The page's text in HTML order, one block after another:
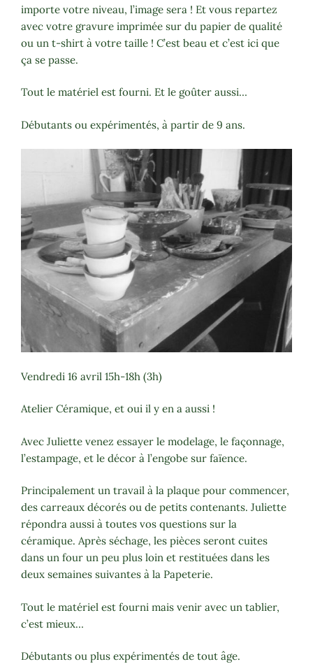
importe votre niveau, l’image sera ! Et vous repartez
avec votre gravure imprimée sur du papier de qualité
ou un t-shirt à votre taille ! C’est beau et c’est ici que
ça se passe.
Tout le matériel est fourni. Et le goûter aussi…
Débutants ou expérimentés, à partir de 9 ans.
Vendredi 16 avril 15h-18h (3h)
Atelier Céramique, et oui il y en a aussi !
Avec Juliette venez essayer le modelage, le façonnage,
l’estampage, et le décor à l’engobe sur faïence.
Principalement un travail à la plaque pour commencer,
des carreaux décorés ou de petits contenants. Juliette
répondra aussi à toutes vos questions sur la
céramique. Après séchage, les pièces seront cuites
dans un four un peu plus loin et restituées dans les
deux semaines suivantes à la Papeterie.
Tout le matériel est fourni mais venir avec un tablier,
c’est mieux…
Débutants ou plus expérimentés de tout âge.